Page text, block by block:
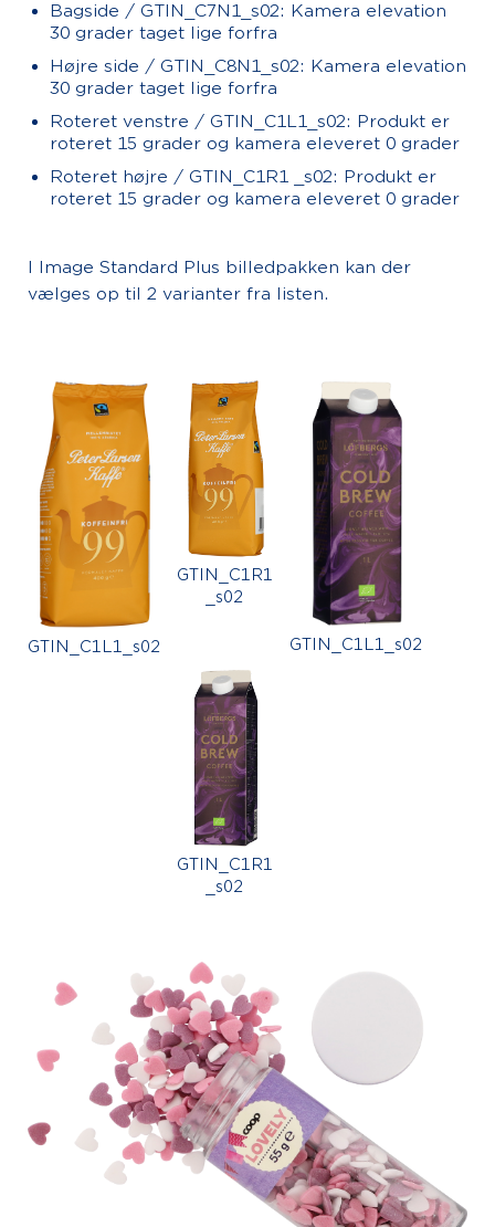
Bagside / GTIN_C7N1_s02: Kamera elevation
30 grader taget lige forfra
Højre side / GTIN_C8N1_s02: Kamera elevation
30 grader taget lige forfra
Roteret venstre / GTIN_C1L1_s02: Produkt er
roteret 15 grader og kamera eleveret 0 grader
Roteret højre / GTIN_C1R1 _s02: Produkt er
roteret 15 grader og kamera eleveret 0 grader
I Image Standard Plus billedpakken kan der
vælges op til 2 varianter fra listen.
GTIN_C1L1_s02
GTIN_C1R1
_s02
GTIN_C1L1_s02
GTIN_C1R1
_s02